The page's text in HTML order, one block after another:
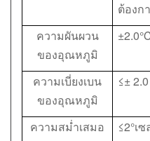
ต้องก
ความผันผวน
ของอุณหภูมิ
ความเบี่ยงเบน
ของอุณหภูมิ
≤±
ความสม่ำเสมอ
≤2°เ